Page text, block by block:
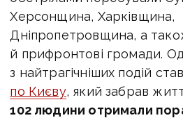
Херсонщина, Харківщина,
Дніпропетровщина, а
й прифронтові громади.
з найтрагічніших подій став
по Києву, який забрав
102 людини отримали